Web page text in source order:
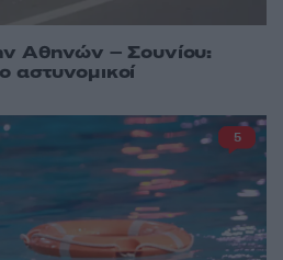
Αθηνών – Σουνίου:
αστυνομικοί
5